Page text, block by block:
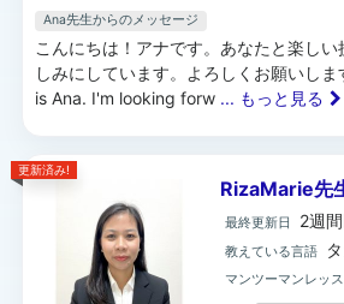
Ana先生からのメッセージ
こんにちは！アナです。あなたと楽し
しみにしています。よろしくお願いし
is Ana. I'm looking forw ... もっと見る
更新済み!
RizaMarie先
最終更新日 2週
教えている言語
マンツーマンレッ